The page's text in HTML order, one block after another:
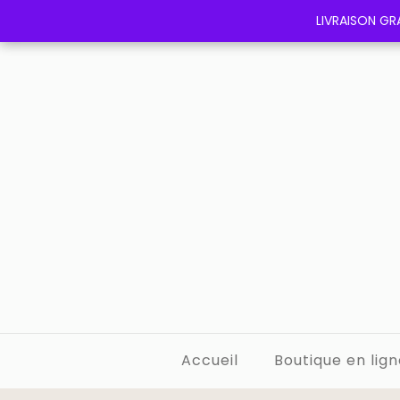
Accueil Boutique en
LIVRAISON
LIVRAISON